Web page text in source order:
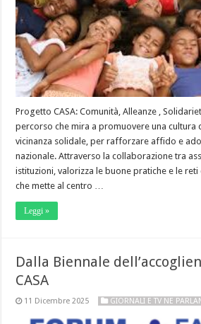
Progetto CASA: Comunità, Alleanze ,
percorso che mira a promuovere una cultura
vicinanza solidale, per rafforzare affido e
nazionale. Attraverso la collaborazione tra
istituzioni, valorizza le buone pratiche e le reti
che mette al centro …
Leggi »
Dalla Biennale
CASA
11 Dicembre 2025 GIORNALI E TV NE